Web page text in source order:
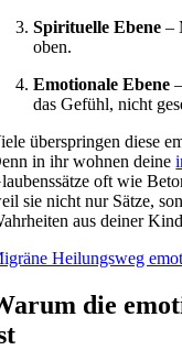
Spirituelle Ebene –
oben.
Emotionale Ebene
das Gefühl, nicht
überspringen diese
in ihr wohnen deine
oft wie
sie nicht nur Sätze,
aus deiner
Heilungsweg
die